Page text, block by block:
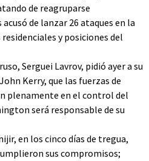
de reagruparse
de lanzar 26 ataques en la
y posiciones del
Serguei Lavrov, pidió ayer a su
Kerry, que las fuerzas de
plenamente en el control del
será responsable de su
en los cinco días de tregua,
sus compromisos;